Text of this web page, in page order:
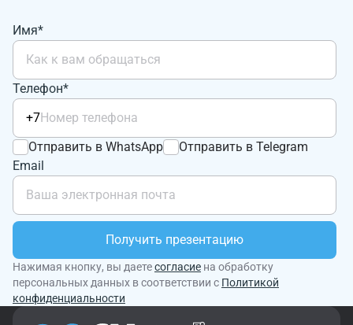
Имя*
Телефон*
+7
Отправить в WhatsApp
Отправить в Telegram
Email
Получить презентацию
Нажимая кнопку, вы даетесогласие на обработку
персональных данных в соответствии с Политикой
конфиденциальности